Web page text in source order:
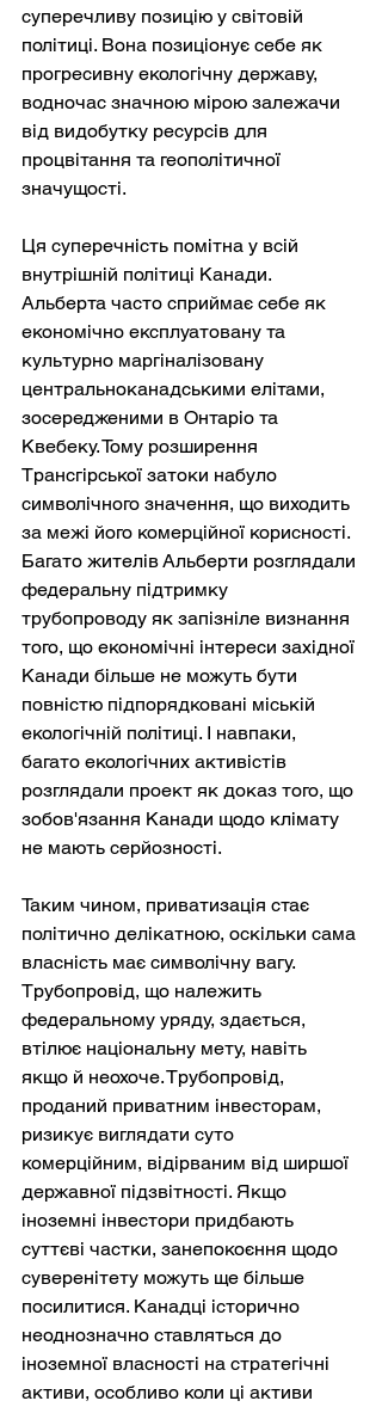
суперечливу позицію у світовій
політиці. Вона позиціонує себе як
прогресивну екологічну державу,
водночас значною мірою залежачи
від видобутку ресурсів для
процвітання та геополітичної
значущості.
Ця суперечність помітна у всій
внутрішній політиці Канади.
Альберта часто сприймає себе як
економічно експлуатовану та
культурно маргіналізовану
центральноканадськими елітами,
зосередженими в Онтаріо та
Квебеку. Тому розширення
Трансгірської затоки набуло
символічного значення, що виходить
за межі його комерційної корисності.
Багато жителів Альберти розглядали
федеральну підтримку
трубопроводу як запізніле визнання
того, що економічні інтереси західної
Канади більше не можуть бути
повністю підпорядковані міській
екологічній політиці. І навпаки,
багато екологічних активістів
розглядали проект як доказ того, що
зобов'язання Канади щодо клімату
не мають серйозності.
Таким чином, приватизація стає
політично делікатною, оскільки сама
власність має символічну вагу.
Трубопровід, що належить
федеральному уряду, здається,
втілює національну мету, навіть
якщо й неохоче. Трубопровід,
проданий приватним інвесторам,
ризикує виглядати суто
комерційним, відірваним від ширшої
державної підзвітності. Якщо
іноземні інвестори придбають
суттєві частки, занепокоєння щодо
суверенітету можуть ще більше
посилитися. Канадці історично
неоднозначно ставляться до
іноземної власності на стратегічні
активи, особливо коли ці активи